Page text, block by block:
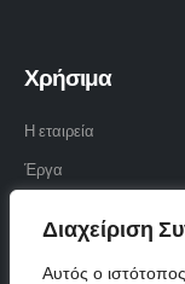
Διαχείριση
Αυτός ο
Χρήσιμα
Η εταιρεία
Έργα
Επικοινωνία